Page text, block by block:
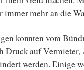
immer mehr an die
konnten vom
Druck auf
werden. Einige